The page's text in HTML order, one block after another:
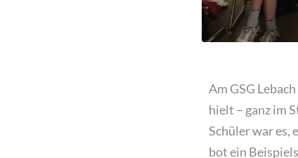
Am GSG
hielt – ganz im
Schüler war es,
bot ein